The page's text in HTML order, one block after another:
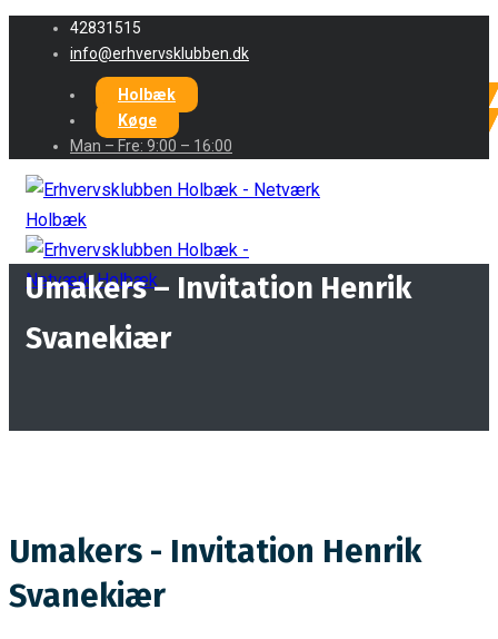
42831515
info@erhvervsklubben.dk
Holbæk
Køge
Man – Fre: 9:00 – 16:00
Umakers – Invitation Henrik
Svanekiær
Umakers - Invitation Henrik
Svanekiær